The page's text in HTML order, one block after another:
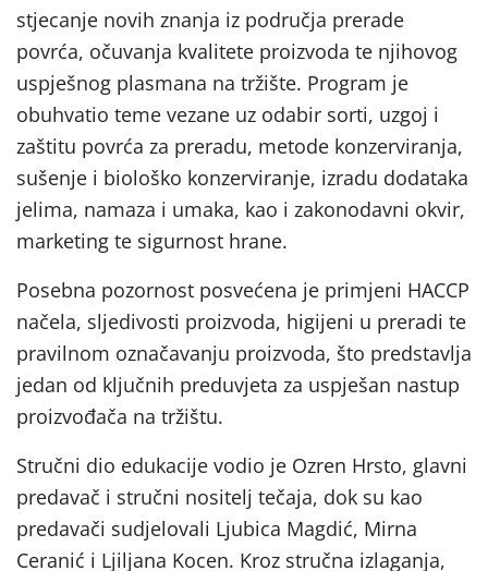
stjecanje novih znanja iz područja prerade
povrća, očuvanja kvalitete proizvoda te njihovog
uspješnog plasmana na tržište. Program je
obuhvatio teme vezane uz odabir sorti, uzgoj i
zaštitu povrća za preradu, metode konzerviranja,
sušenje i biološko konzerviranje, izradu dodataka
jelima, namaza i umaka, kao i zakonodavni okvir,
marketing te sigurnost hrane.
Posebna pozornost posvećena je primjeni HACCP
načela, sljedivosti proizvoda, higijeni u preradi te
pravilnom označavanju proizvoda, što predstavlja
jedan od ključnih preduvjeta za uspješan nastup
proizvođača na tržištu.
Stručni dio edukacije vodio je Ozren Hrsto, glavni
predavač i stručni nositelj tečaja, dok su kao
predavači sudjelovali Ljubica Magdić, Mirna
Ceranić i Ljiljana Kocen. Kroz stručna izlaganja,